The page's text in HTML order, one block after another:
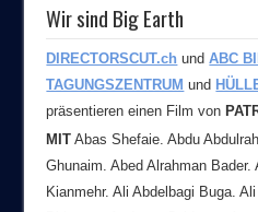
Wir sind Big Earth
DIRECTORSCUT.ch undABC
TAGUNGSZENTRUM und
präsentieren einen Film von
MIT Abas Shefaie. Abdu
Ghunaim. Abed Alrahman
Kianmehr. Ali Abdelbagi Buga.